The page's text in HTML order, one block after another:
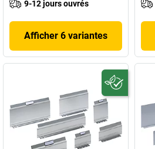
9-12 jours ouvrés
Afficher 6 variantes